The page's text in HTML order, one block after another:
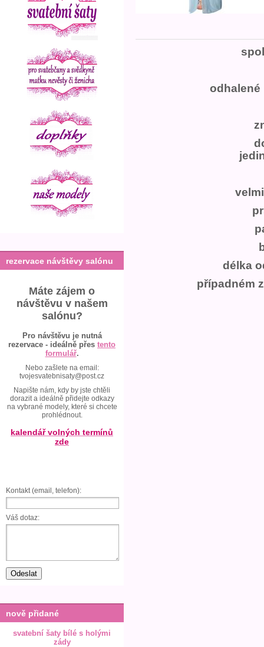
rezervace návštěvy salónu
Máte zájem o
návštěvu v našem
salónu?
Pro návštěvu je nutná
rezervace - ideálně přes tento
formulář.
Nebo zašlete na email:
tvojesvatebnisaty@post.cz
Napište nám, kdy by jste chtěli
dorazit a ideálně přidejte odkazy
na vybrané modely, které si chcete
prohlédnout.
kalendář volných termínů
zde
Kontakt (email, telefon):
Váš dotaz:
nově přidané
svatební šaty bílé s holými
zády
odhalené
délka
případném